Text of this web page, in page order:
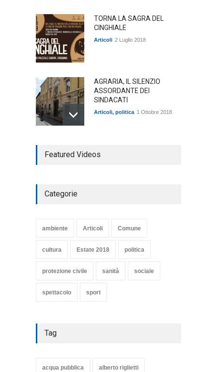
TORNA LA SAGRA DEL
CINGHIALE
Articoli 2 Luglio 2018
AGRARIA, IL SILENZIO
ASSORDANTE DEI
SINDACATI
Articoli, politica 1 Ottobre 2018
COMMEDIA"
TARQUINIA
Featured Videos
Categorie
ambiente Articoli Comune
cultura Estate 2018 politica
protezione civile sanità sociale
spettacolo sport
Tag
acqua pubblica alberto riglietti